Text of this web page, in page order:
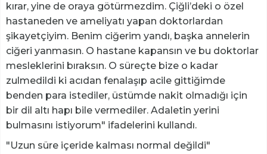
kırar, yine de oraya götürmezdim. Çiğli’deki o özel
hastaneden ve ameliyatı yapan doktorlardan
şikayetçiyim. Benim ciğerim yandı, başka annelerin
ciğeri yanmasın. O hastane kapansın ve bu doktorlar
mesleklerini bıraksın. O süreçte bize o kadar
zulmedildi ki acıdan fenalaşıp acile gittiğimde
benden para istediler, üstümde nakit olmadığı için
bir dil altı hapı bile vermediler. Adaletin yerini
bulmasını istiyorum" ifadelerini kullandı.
"Uzun süre içeride kalması normal değildi"